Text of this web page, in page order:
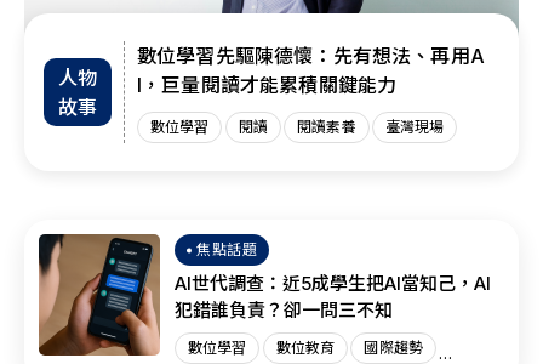
人物
故事
數位學習先驅陳德懷：先有想法、再用A
I，巨量閱讀才能累積關鍵能力
數位學習 閱讀 閱讀素養 臺灣現場
焦點話題
AI世代調查：近5成學生把AI當知己，AI
犯錯誰負責？卻一問三不知
數位學習 數位教育 國際趨勢